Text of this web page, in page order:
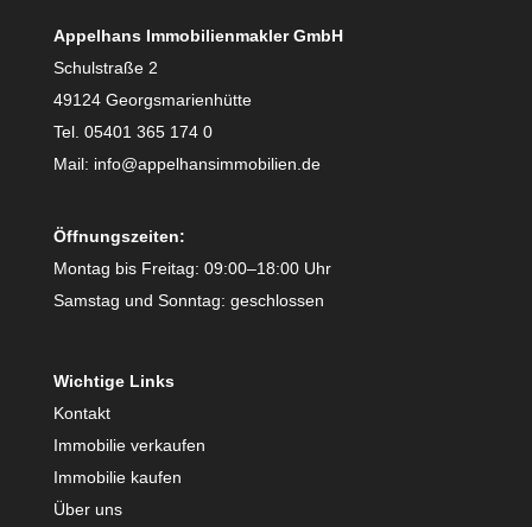
Appelhans Immobilienmakler GmbH
Schulstraße 2
49124 Georgsmarienhütte
Tel. 05401 365 174 0
Mail: info@appelhansimmobilien.de
Öffnungszeiten:
Montag bis Freitag: 09:00–18:00 Uhr
Samstag und Sonntag: geschlossen
Wichtige Links
Kontakt
Immobilie verkaufen
Immobilie kaufen
Über uns